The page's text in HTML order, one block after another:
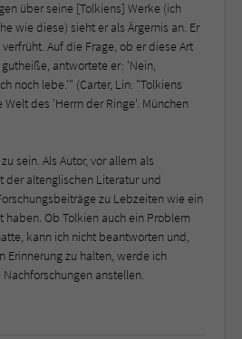
über seine [Tolkiens] Werke (ich
wie diese) sieht er als Ärgernis an. Er
Auf die Frage, ob er diese Art
antwortete er: 'Nein,
noch lebe.'" (Carter, Lin: "Tolkiens
Welt des 'Herrn der Ringe'. München
sein. Als Autor, vor allem als
der altenglischen Literatur und
zu Lebzeiten wie ein
haben. Ob Tolkien auch ein Problem
kann ich nicht beantworten und,
Erinnerung zu halten, werde ich
anstellen.